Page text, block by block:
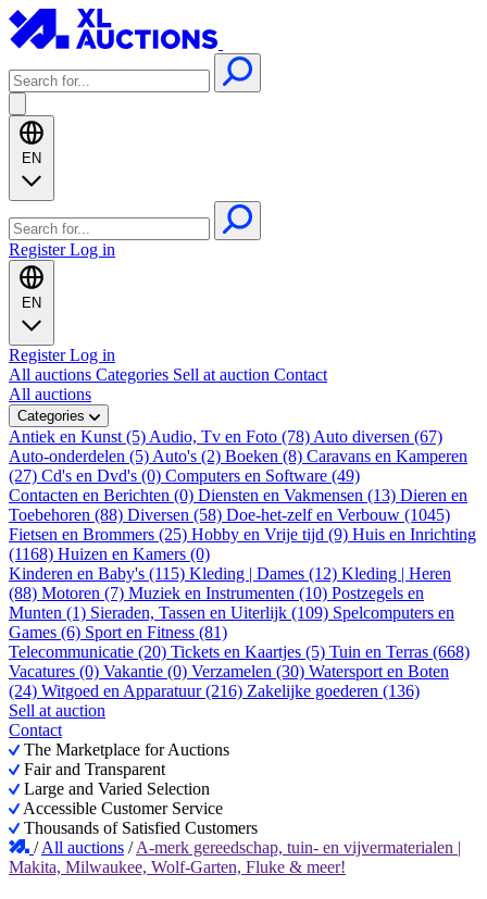
EN
RegisterLog in
EN
RegisterLog in
All auctions Categories Sell at auction Contact
All auctions
Categories
Antiek en Kunst (5) Audio, Tv en Foto (78) Auto diversen (67)
Auto-onderdelen (5) Auto's (2) Boeken (8) Caravans en Kamperen
(27) Cd's en Dvd's (0) Computers en Software (49)
Contacten en Berichten (0) Diensten en Vakmensen (13) Dieren en
Toebehoren (88) Diversen (58) Doe-het-zelf en Verbouw (1045)
Fietsen en Brommers (25) Hobby en Vrije tijd (9) Huis en Inrichting
(1168) Huizen en Kamers (0)
Kinderen en Baby's (115) Kleding | Dames (12) Kleding | Heren
(88) Motoren (7) Muziek en Instrumenten (10) Postzegels en
Munten (1) Sieraden, Tassen en Uiterlijk (109) Spelcomputers en
Games (6) Sport en Fitness (81)
Telecommunicatie (20) Tickets en Kaartjes (5) Tuin en Terras (668)
Vacatures (0) Vakantie (0) Verzamelen (30) Watersport en Boten
(24) Witgoed en Apparatuur (216) Zakelijke goederen (136)
Sell at auction
Contact
The Marketplace for Auctions
Fair and Transparent
Large and Varied Selection
Accessible Customer Service
Thousands of Satisfied Customers
/All auctions /A-merk gereedschap, tuin- en vijvermaterialen |
Makita, Milwaukee, Wolf-Garten, Fluke & meer!